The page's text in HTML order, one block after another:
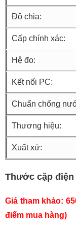
Độ chia:
Cấp chính xác:
Hệ đo:
Kết nối PC:
Chuẩn chống
Thương hiệu:
Xuất xứ:
Thước cặp điện
Giá tham khảo:
điểm mua hàng)